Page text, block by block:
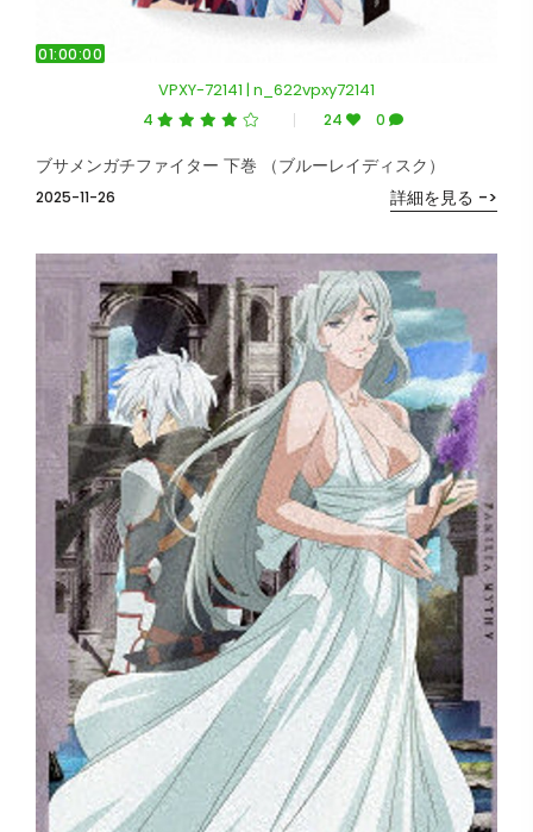
01:00:00
VPXY-72141 | n_622vpxy72141
4 24 0
2025-11-26
ブサメンガチファイター 下巻 （ブルーレイディスク）
詳細を見る ->